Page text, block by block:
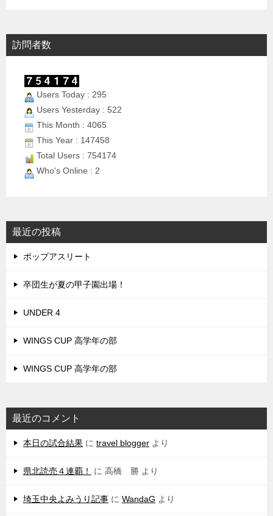
訪問者数
Users Today : 295
Users Yesterday : 522
This Month : 4065
This Year : 147458
Total Users : 754174
Who's Online : 2
最近の投稿
ポップアスリート
卒団生が夏の甲子園出場！
UNDER 4
WINGS CUP 高学年の部
WINGS CUP 高学年の部
最近のコメント
本日の試合結果 に travel blogger より
県北読売４連覇！ に 高橋 勝 より
埼玉中央よみうり記事 に WandaG より